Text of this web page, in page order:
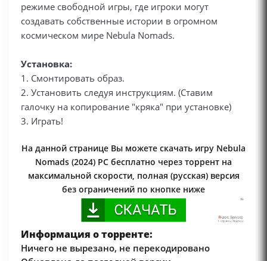
режиме свободной игры, где игроки могут
создавать собственные истории в огромном
космическом мире Nebula Nomads.
Установка:
1. Смонтировать образ.
2. Установить следуя инструкциям. (Ставим
галочку на копирование "кряка" при установке)
3. Играть!
На данной странице Вы можете скачать игру Nebula
Nomads (2024) PC бесплатно через торрент на
максимальной скорости, полная (русская) версия
без ограничений по кнопке ниже
Информация о торренте:
Ничего не вырезано, не перекодировано